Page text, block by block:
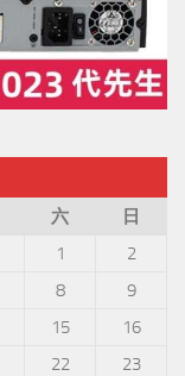
六
日
1
2
8
9
15
16
22
23